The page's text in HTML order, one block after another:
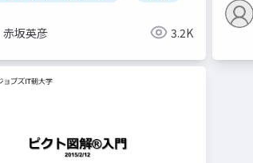
赤坂英彦 3.2K